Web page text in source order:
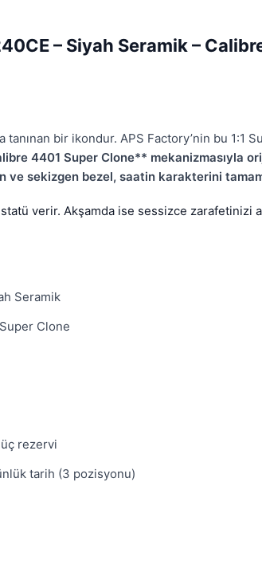
– Siyah Seramik –
bir ikondur. APS Factory’nin bu 1:1
4401 Super Clone** mekanizmasıyla
ve sekizgen bezel, saatin karakterini
verir. Akşamda ise sessizce zarafetinizi
Seramik
Clone
rezervi
tarih (3 pozisyonu)